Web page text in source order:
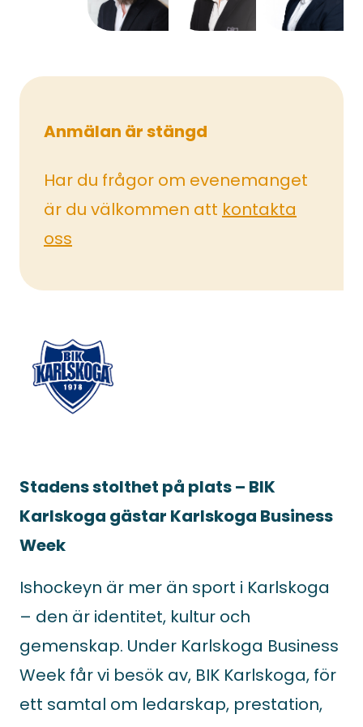
Stadens stolthet på plats – BIK
Karlskoga gästar Karlskoga Business
Week
Ishockeyn är mer än sport i Karlskoga
– den är identitet, kultur och
gemenskap. Under Karlskoga Business
Week får vi besök av, BIK Karlskoga, för
ett samtal om ledarskap, prestation,
Anmälan är stängd
Har du frågor om evenemanget
är du välkommen att kontakta
oss